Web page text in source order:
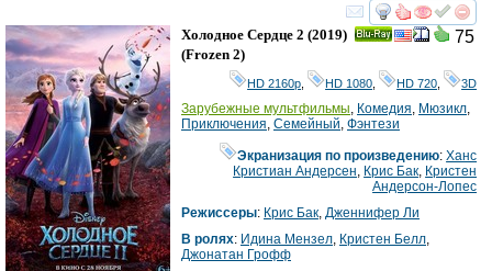
смотреть
75
Холодное Сердце 2 (2019)
(Frozen 2)
HD 2160р HD 1080 HD 720 3D
Зарубежные мультфильмы Комедия Мюзикл
Приключения Семейный Фэнтези
Экранизация по произведению:Ханс
Кристиан Андерсен Крис Бак Кристен
Андерсон-Лопес
Режиссеры: Крис Бак Дженнифер Ли
В ролях: Идина Мензел Кристен Белл
Джонатан Грофф